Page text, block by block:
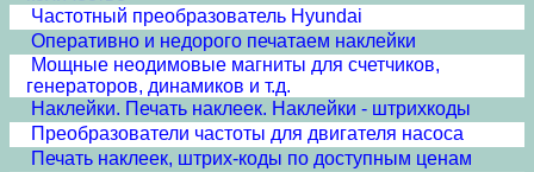
Частотный преобразователь Hyundai
Оперативно и недорого печатаем наклейки
Мощные неодимовые магниты для счетчиков,
генераторов, динамиков и т.д.
Наклейки. Печать наклеек. Наклейки - штрихкоды
Преобразователи частоты для двигателя насоса
Печать наклеек, штрих-коды по доступным ценам